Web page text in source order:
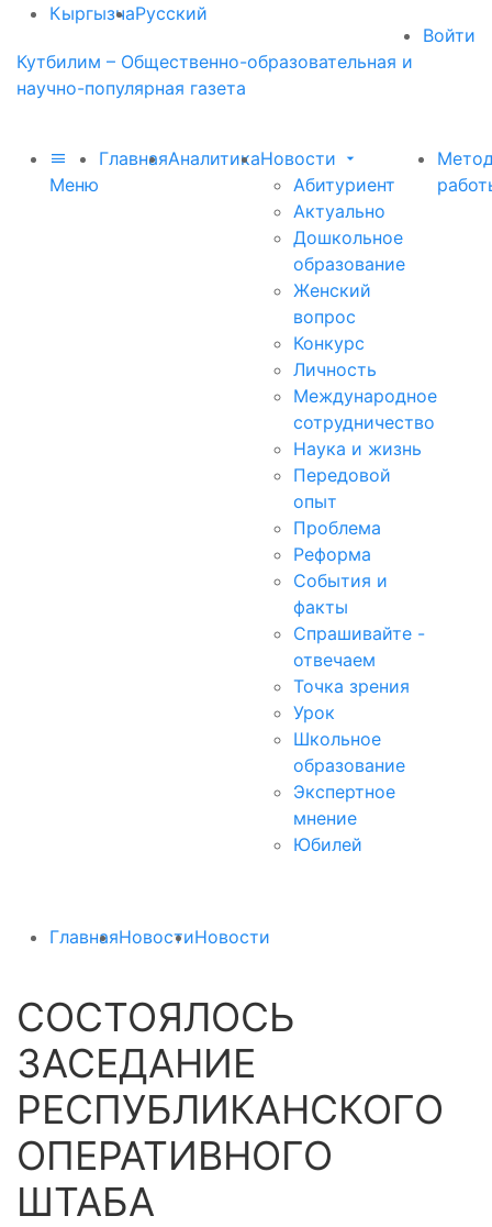
КыргызчаРусский
Войти
Кутбилим – Общественно-образовательная и
научно-популярная газета
Меню
ГлавнаяАналитикаНовости
Абитуриент
Актуально
Дошкольное
образование
Женский
вопрос
Конкурс
Личность
Международное
сотрудничество
Наука и жизнь
Передовой
опыт
Проблема
Реформа
События и
факты
Спрашивайте -
отвечаем
Точка зрения
Урок
Школьное
образование
Экспертное
мнение
Юбилей
ГлавнаяНовостиНовости
СОСТОЯЛОСЬ
ЗАСЕДАНИЕ
РЕСПУБЛИКАНСКОГО
ОПЕРАТИВНОГО
ШТАБА